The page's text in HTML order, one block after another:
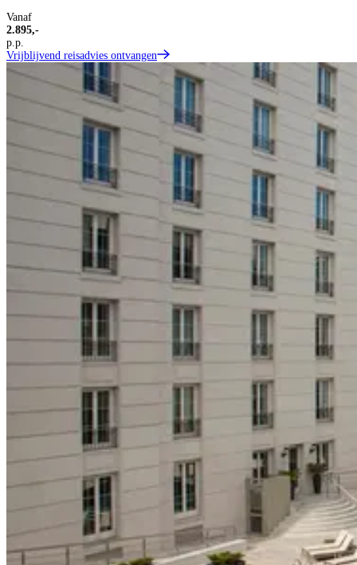
Vanaf
2.895,-
p.p.
Vrijblijvend reisadvies ontvangen